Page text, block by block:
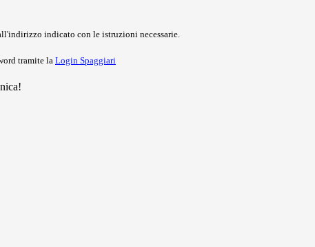
indicato con le istruzioni necessarie.
tramite la Login Spaggiari